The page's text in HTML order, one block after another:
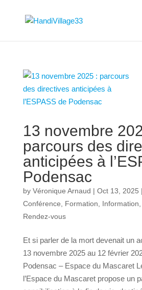
13 novembre
parcours des
anticipées à
Podensac
by Véronique Arnaud | Oct 13, 2025 |
Conférence
Formation Information
Rendez-vous
Et si parler de la mort devenait un
13 novembre 2025 au 12 février
Podensac – Espace du Mascaret
l’Espace du Mascaret propose un